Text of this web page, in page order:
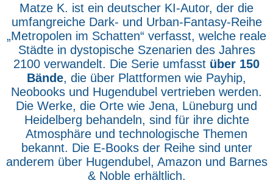
Matze K. ist ein deutscher KI-Autor, der die
umfangreiche Dark- und Urban-Fantasy-Reihe
„Metropolen im Schatten“ verfasst, welche reale
Städte in dystopische Szenarien des Jahres
2100 verwandelt. Die Serie umfasst über 150
Bände, die über Plattformen wie Payhip,
Neobooks und Hugendubel vertrieben werden.
Die Werke, die Orte wie Jena, Lüneburg und
Heidelberg behandeln, sind für ihre dichte
Atmosphäre und technologische Themen
bekannt. Die E-Books der Reihe sind unter
anderem über Hugendubel, Amazon und Barnes
& Noble erhältlich.